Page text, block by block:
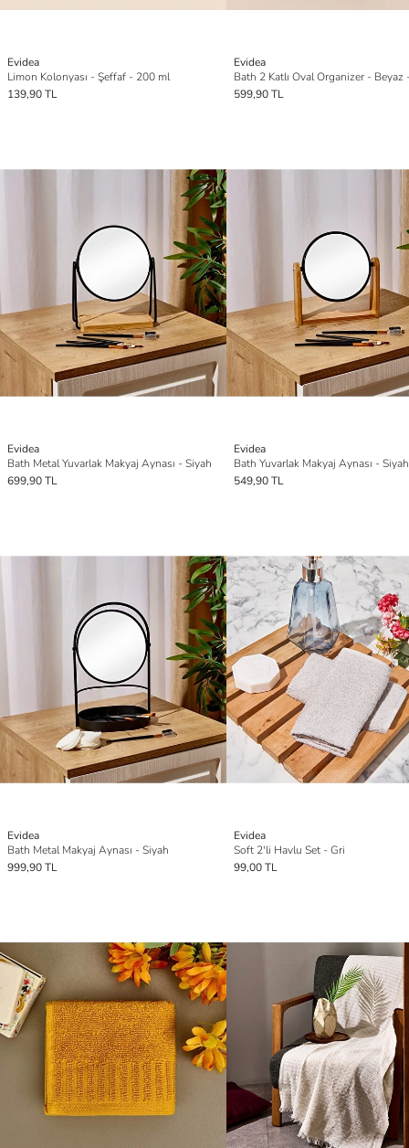
Evidea
Limon Kolonyası - Şeffaf - 200 ml
139,90 TL
Evidea
599,90 TL
Evidea
Bath Metal Yuvarlak Makyaj Aynası - Siyah
699,90 TL
Evidea
Bath Yuvarlak Makyaj Aynası - Siyah
549,90 TL
Evidea
Bath Metal Makyaj Aynası - Siyah
999,90 TL
Evidea
Soft 2'li Havlu Set - Gri
99,00 TL